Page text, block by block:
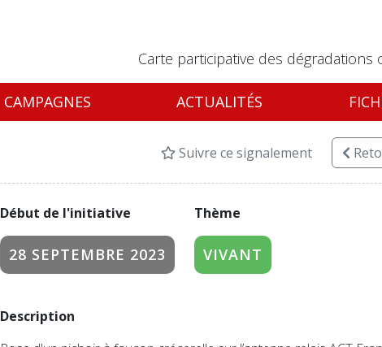
Carte participative des
CAMPAGNES ACTUALITÉS
Suivre ce signalement
Début de l'initiative
28 SEPTEMBRE 2023
Thème
VIVANT
Description